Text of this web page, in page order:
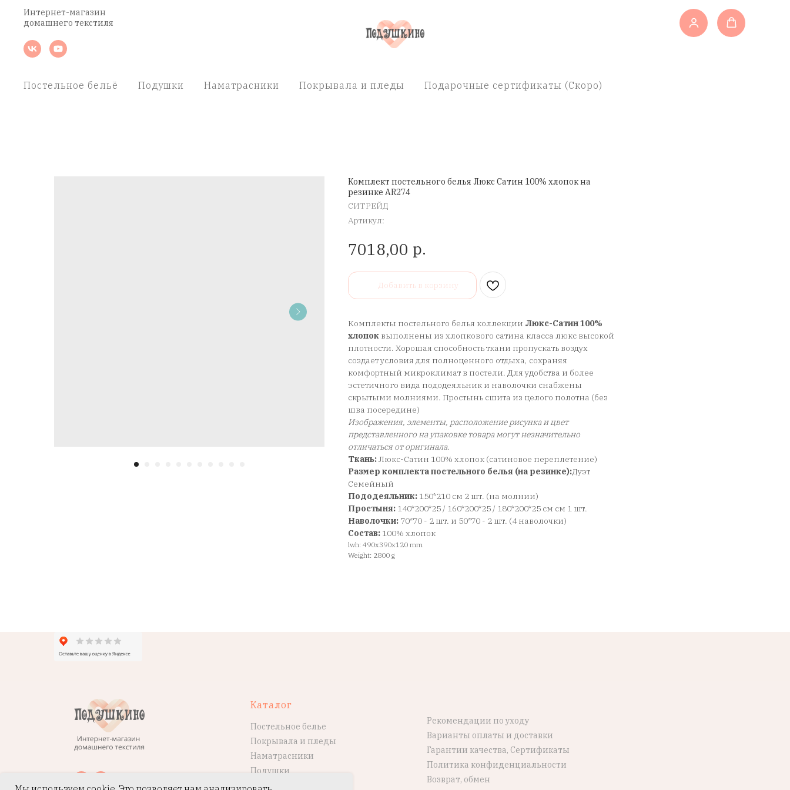
Интернет-магазин
домашнего текстиля
Постельное бельё Подушки Наматрасники Покрывала и пледы Подарочные сертификаты (Скоро)
Комплект постельного белья Люкс Сатин 100% хлопок на
резинке AR274
СИТРЕЙД
Артикул:
7018,00 р.
Добавить в корзину
Комплекты постельного белья коллекции Люкс-Сатин 100%
хлопок выполнены из хлопкового сатина класса люкс высокой
плотности. Хорошая способность ткани пропускать воздух
создает условия для полноценного отдыха, сохраняя
комфортный микроклимат в постели. Для удобства и более
эстетичного вида пододеяльник и наволочки снабжены
скрытыми молниями. Простынь сшита из целого полотна (без
шва посередине)
Изображения, элементы, расположение рисунка и цвет
представленного на упаковке товара могут незначительно
отличаться от оригинала.
Ткань:Люкс-Сатин 100% хлопок (сатиновое переплетение)
Размер комплекта постельного белья (на резинке):Дуэт
Семейный
Пододеяльник: 150*210 см 2 шт. (на молнии)
Простыня: 140*200*25 / 160*200*25 / 180*200*25 см см 1 шт.
Наволочки: 70*70 - 2 шт. и 50*70 - 2 шт. (4 наволочки)
Состав: 100% хлопок
lwh: 490x390x120 mm
Weight: 2800 g
Каталог
Постельное белье
Покрывала и пледы
Наматрасники
Подушки
Рекомендации по уходу
Варианты оплаты и доставки
Гарантии качества, Сертификаты
Политика конфиденциальности
Возврат, обмен